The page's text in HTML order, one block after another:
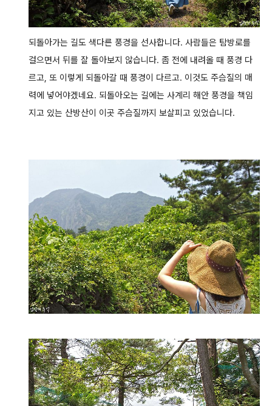
되돌아가는 길도 색다른 풍경을 선사합니다. 사람들은 탐방로를
걸으면서 뒤를 잘 돌아보지 않습니다. 좀 전에 내려올 때 풍경 다
르고, 또 이렇게 되돌아갈 때 풍경이 다르고. 이것도 주슴질의 매
력에 넣어야겠네요. 되돌아오는 길에는 사계리 해안 풍경을 책임
지고 있는 산방산이 이곳 주슴질까지 보살피고 있었습니다.